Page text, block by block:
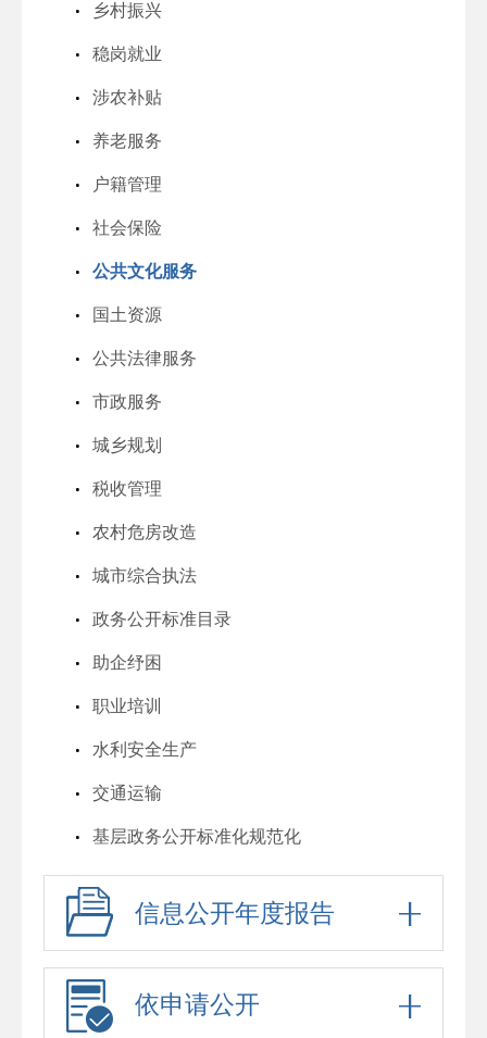
乡村振兴
稳岗就业
涉农补贴
养老服务
户籍管理
社会保险
公共文化服务
国土资源
公共法律服务
市政服务
城乡规划
税收管理
农村危房改造
城市综合执法
政务公开标准目录
助企纾困
职业培训
水利安全生产
交通运输
基层政务公开标准化规范化
信息公开年度报告
依申请公开